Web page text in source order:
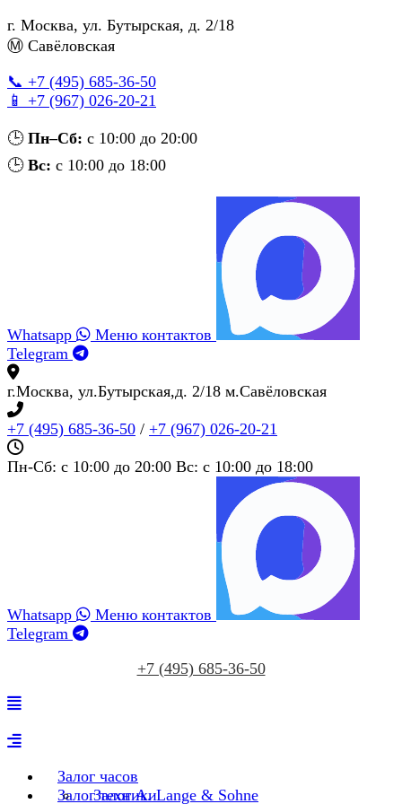
г. Москва, ул. Бутырская, д. 2/18
Ⓜ Савёловская
📞 +7 (495) 685‑36‑50
📱 +7 (967) 026‑20‑21
🕒 Пн–Сб: с 10:00 до 20:00
🕒 Вс: с 10:00 до 18:00
Whatsapp
Меню контактов
Telegram
г.Москва, ул.Бутырская,д. 2/18 м.Савёловская
+7 (495) 685‑36‑50 / +7 (967) 026‑20‑21
Пн-Сб: c 10:00 до 20:00 Вс: c 10:00 до 18:00
Whatsapp
Меню контактов
Telegram
+7 (495) 685‑36‑50
Залог часов
Залог A. Lange & Sohne
Залог техники